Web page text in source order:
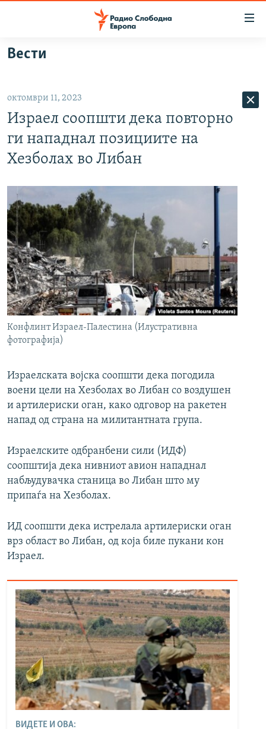
Оди
на
главната
навигација
Премини
на
ВИЗУЕЛНО
ВЕСТИ
ШТО ТРЕБА ДА ЗНАЕТЕ
ПОДКАСТ ЗОШТО?
СЛЕДЕТЕ НЕ
РСЕ веб страници
Вести
октомври 11, 2023
Израел соопшти дека повторно
ги нападнал позициите на
Хезболах во Либан
Конфлинт Израел-Палестина (Илустративна
фотографија)
Израелската војска соопшти дека погодила
воени цели на Хезболах во Либан со воздушен
и артилериски оган, како одговор на ракетен
напад од страна на милитантната група.
Израелските одбранбени сили (ИДФ)
соопштија дека нивниот авион нападнал
набљудувачка станица во Либан што му
припаѓа на Хезболах.
ИД соопшти дека истрелала артилериски оган
врз област во Либан, од која биле пукани кон
Израел.
ВИДЕТЕ И ОВА: